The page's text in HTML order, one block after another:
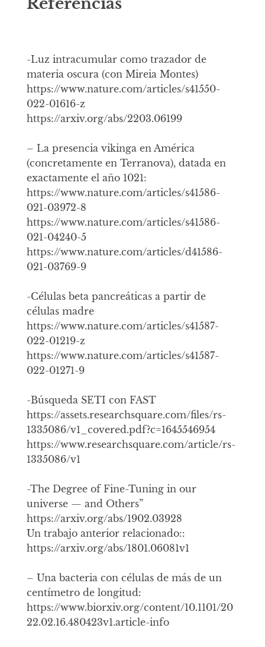
-Luz intracumular como trazador de
materia oscura (con Mireia Montes)
https://www.nature.com/articles/s41550-
022-01616-z
https://arxiv.org/abs/2203.06199
– La presencia vikinga en América
(concretamente en Terranova), datada en
exactamente el año 1021:
https://www.nature.com/articles/s41586-
021-03972-8
https://www.nature.com/articles/s41586-
021-04240-5
https://www.nature.com/articles/d41586-
021-03769-9
-Células beta pancreáticas a partir de
células madre
https://www.nature.com/articles/s41587-
022-01219-z
https://www.nature.com/articles/s41587-
022-01271-9
-Búsqueda SETI con FAST
https://assets.researchsquare.com/files/rs-
1335086/v1_covered.pdf?c=1645546954
https://www.researchsquare.com/article/rs-
1335086/v1
-The Degree of Fine-Tuning in our
universe — and Others”
https://arxiv.org/abs/1902.03928
Un trabajo anterior relacionado::
https://arxiv.org/abs/1801.06081v1
– Una bacteria con células de más de un
centímetro de longitud:
https://www.biorxiv.org/content/10.1101/20
22.02.16.480423v1.article-info